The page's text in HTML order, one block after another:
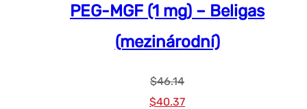
PEG-MGF (1 mg) – Beligas
(mezinárodní)
$46.14
Původní
$40.37Současná